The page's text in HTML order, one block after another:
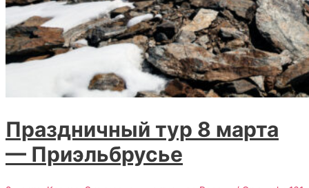
Праздничный тур 8 марта
— Приэльбрусье